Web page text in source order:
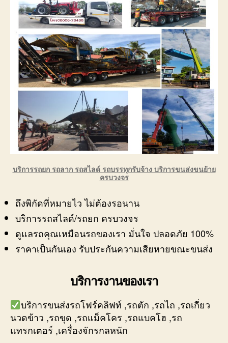
บริการรถยก รถลาก รถสไลด์รถบรรทุกรับจ้าง บริการขนส่งขนย้าย
ครบวงจร
ถึงพิกัดที่หมายไว ไม่ต้องรอนาน
บริการรถสไลด์/รถยก ครบวงจร
ดูแลรถคุณเหมือนรถของเรา มั่นใจ ปลอดภัย 100%
ราคาเป็นกันเอง รับประกันความเสียหายขณะขนส่ง
บริการงานของเรา
บริการขนส่งรถโฟร์คลิฟท์ ,รถตัก ,รถไถ ,รถเกี่ยว
นวดข้าว ,รถขุด ,รถแม็คโคร ,รถแบคโฮ ,รถ
แทรกเตอร์ ,เครื่องจักรกลหนัก